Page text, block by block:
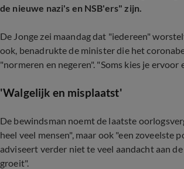
de nieuwe nazi's en NSB'ers" zijn.
De Jonge zei maandag dat "iedereen"
ook, benadrukte de minister die het
"normeren en negeren". "Soms kies je
'Walgelijk en misplaatst'
De bewindsman noemt de laatste
heel veel mensen", maar ook "een zoveelste
adviseert verder niet te veel aandacht aan
groeit".